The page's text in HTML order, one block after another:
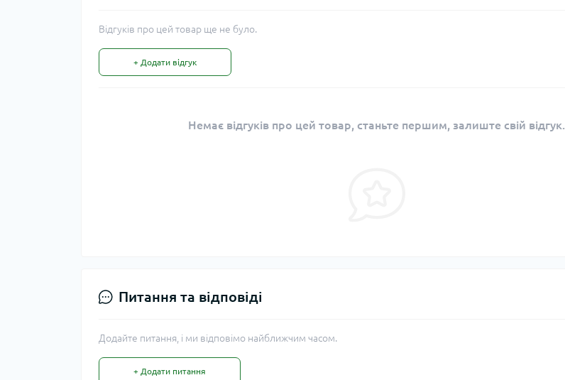
Відгуків про цей товар ще не було.
+ Додати відгук
Немає відгуків про цей товар, станьте першим, залиште свій відгук.
Питання та відповіді
Додайте питання, і ми відповімо найближчим часом.
+ Додати питання